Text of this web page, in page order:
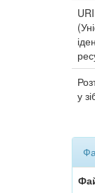
URI
у